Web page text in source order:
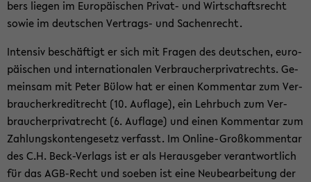
bers lie­gen im Eu­ro­päi­schen Privat-​ und Wirt­schafts­recht
sowie im deut­schen Vertrags-​ und Sa­chen­recht.
In­ten­siv be­schäf­tigt er sich mit Fra­gen des deut­schen, eu­ro­
päi­schen und in­ter­na­tio­na­len Ver­brau­cher­pri­vat­rechts. Ge­
mein­sam mit Peter Bülow hat er einen Kom­men­tar zum Ver­
brau­cher­kre­dit­recht (10. Auf­la­ge), ein Lehr­buch zum Ver­
brau­cher­pri­vat­recht (6. Auf­la­ge) und einen Kom­men­tar zum
Zah­lungs­kon­ten­ge­setz ver­fasst. Im Online-​Großkommentar
des C.H. Beck-​Verlags ist er als Her­aus­ge­ber ver­ant­wort­lich
für das AGB-​Recht und so­eben ist eine Neu­be­ar­bei­tung der